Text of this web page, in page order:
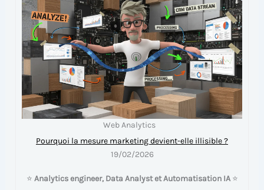
Web Analytics
Pourquoi la mesure marketing devient-elle illisible ?
19/02/2026
⭐ Analytics engineer, Data Analyst et Automatisation IA⭐